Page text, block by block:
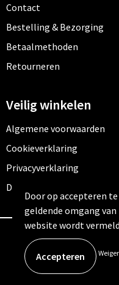
Contact
Bestelling & Bezorging
Betaalmethoden
Retourneren
Veilig winkelen
Algemene voorwaarden
Cookieverklaring
Privacyverklaring
Disclaimer
©
Door op accepteren
geldende omgang
website wordt